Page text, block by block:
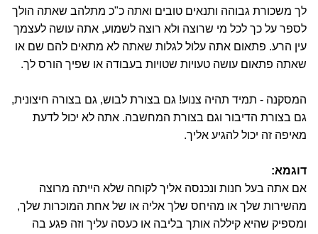
לך משכורת גבוהה ותנאים טובים ואתה כ"כ מתלהב שאתה הולך
לספר על כך לכל מי שרוצה ולא רוצה לשמוע, אתה עושה לעצמך
עין הרע. פתאום אתה עלול לגלות שאתה לא מתאים להם שם או
שאתה פתאום עושה טעויות שטויות בעבודה או שפיך הורס לך.
המסקנה - תמיד תהיה צנוע! גם בצורת לבוש, גם בצורה חיצונית,
גם בצורת הדיבור וגם בצורת המחשבה. אתה לא יכול לדעת
מאיפה זה יכול להגיע אליך.
דוגמא:
אם אתה בעל חנות ונכנסה אליך לקוחה שלא הייתה מרוצה
מהשירות שלך או מהיחס שלך אליה או של אחת המוכרות שלך,
ומספיק שהיא קיללה אותך בליבה או כעסה עליך וזה פגע בה